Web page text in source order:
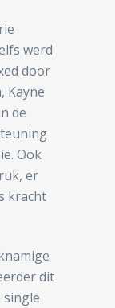
werd
door
Kayne
de
Ook
er
kracht
dit